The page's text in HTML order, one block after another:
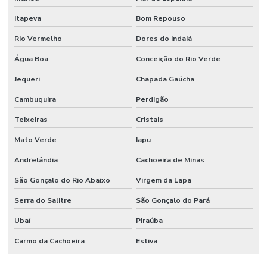
Itapeva Bom Repouso
Rio Vermelho Dores do Indaiá
Água Boa Conceição do Rio Verde
Jequeri Chapada Gaúcha
Cambuquira Perdigão
Teixeiras Cristais
Mato Verde Iapu
Andrelândia Cachoeira de Minas
São Gonçalo do Rio Abaixo Virgem da Lapa
Serra do Salitre São Gonçalo do Pará
Ubaí Piraúba
Carmo da Cachoeira Estiva